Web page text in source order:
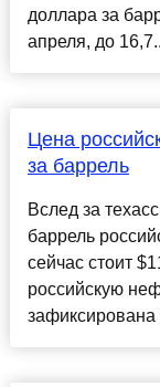
доллара за
апреля, до
Цена
за баррель
Вслед за
баррель
сейчас стоит
российскую